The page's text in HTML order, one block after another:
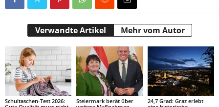
Verwandte Artikel Mehr vom Autor
Schultaschen-Test 2026:
Steiermark berät über
24,7 Grad: Graz erlebt